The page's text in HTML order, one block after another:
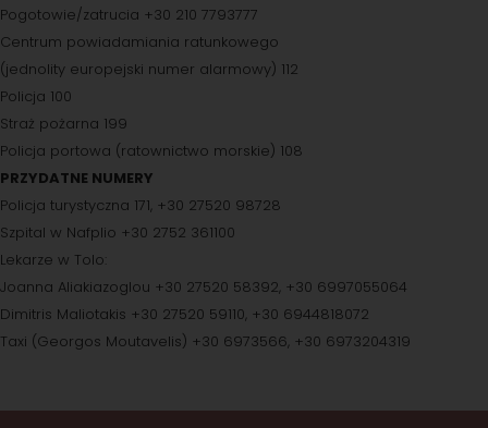
Pogotowie/zatrucia +30 210 7793777
Centrum powiadamiania ratunkowego
(jednolity europejski numer alarmowy) 112
Policja 100
Straż pożarna 199
Policja portowa (ratownictwo morskie) 108
PRZYDATNE NUMERY
Policja turystyczna 171, +30 27520 98728
Szpital w Nafplio +30 2752 361100
Lekarze w Tolo:
Joanna Aliakiazoglou +30 27520 58392, +30 6997055064
Dimitris Maliotakis +30 27520 59110, +30 6944818072
Taxi (Georgos Moutavelis) +30 6973566, +30 6973204319